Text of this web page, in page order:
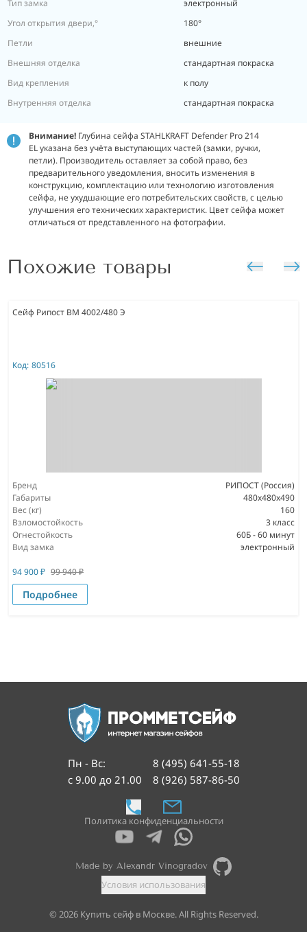
Тип замка
электронный
Угол открытия двери,°
180°
Петли
внешние
Внешняя отделка
стандартная покраска
Вид крепления
к полу
Внутренняя отделка
стандартная покраска
Внимание! Глубина сейфа STAHLKRAFT Defender Pro 214
EL указана без учёта выступающих частей (замки, ручки,
петли). Производитель оставляет за собой право, без
предварительного уведомления, вносить изменения в
конструкцию, комплектацию или технологию изготовления
сейфа, не ухудшающие его потребительских свойств, с целью
улучшения его технических характеристик. Цвет сейфа может
отличаться от представленного на фотографии.
Похожие товары
Сейф Рипост ВМ 4002/480 Э
Код: 80516
Бренд
РИПОСТ (Россия)
Габариты
480x480x490
Вес (кг)
160
Взломостойкость
3 класс
Огнестойкость
60Б - 60 минут
Вид замка
электронный
94 900₽ 99 940₽
Подробнее
Пн - Вс:
с 9.00 до 21.00
8 (495) 641-55-18
8 (926) 587-86-50
Политика конфиденциальности
Условия использования
© 2026Купить сейф в Москве. All Rights Reserved.
Made by Alexandr Vinogradov